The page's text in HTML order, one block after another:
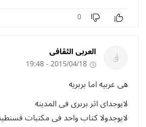
0
العربى الثقافى
2015/04/18 - 19:48
هى عربيه اما بربريه
لايوجداى اثر بربرى فى المدينه
لايوجدولا كتاب واحد فى مكتبات